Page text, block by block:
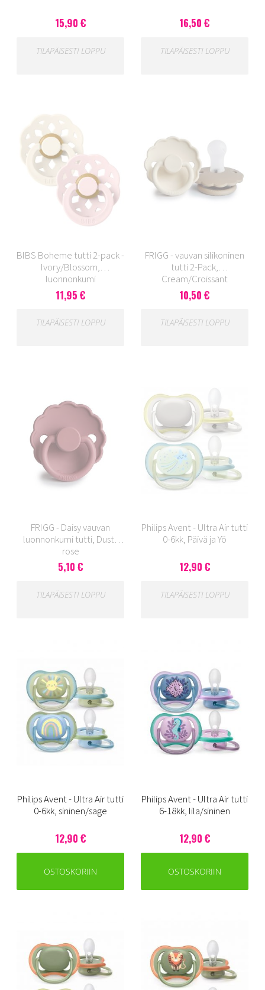
15,90 €
TILAPÄISESTI LOPPU
16,50 €
TILAPÄISESTI LOPPU
BIBS Boheme tutti 2-pack -
Ivory/Blossom,
luonnonkumi
11,95 €
TILAPÄISESTI LOPPU
FRIGG - vauvan silikoninen
tutti 2-Pack,
Cream/Croissant
10,50 €
TILAPÄISESTI LOPPU
FRIGG - Daisy vauvan
luonnonkumi tutti, Dusty
rose
5,10 €
TILAPÄISESTI LOPPU
Philips Avent - Ultra Air tutti
0-6kk, Päivä ja Yö
12,90 €
TILAPÄISESTI LOPPU
Philips Avent - Ultra Air tutti
0-6kk, sininen/sage
12,90 €
OSTOSKORIIN
Philips Avent - Ultra Air tutti
6-18kk, lila/sininen
12,90 €
OSTOSKORIIN